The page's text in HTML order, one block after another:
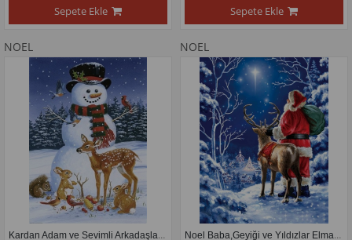
Sepete Ekle Sepete Ekle
NOEL
Kardan Adam ve Sevimli Arkadaşları Elmas Mozaik Tablo 43x61cm
NOEL
Noel Baba,Geyiği ve Yıldızlar Elmas Mozaik Tablo 41x53cm